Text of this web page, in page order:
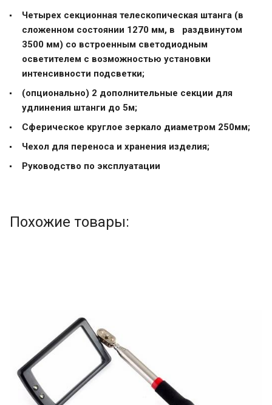
Четырех секционная телескопическая штанга (в
сложенном состоянии 1270 мм, в раздвинутом
3500 мм) со встроенным светодиодным
осветителем с возможностью установки
интенсивности подсветки;
(опционально) 2 дополнительные секции для
удлинения штанги до 5м;
Сферическое круглое зеркало диаметром 250мм;
Чехол для переноса и хранения изделия;
Руководство по эксплуатации
Похожие товары: